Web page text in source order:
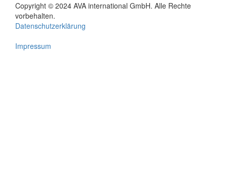
Copyright © 2024 AVA international GmbH. Alle Rechte
vorbehalten.
Footer
menu
Datenschutzerklärung
Impressum